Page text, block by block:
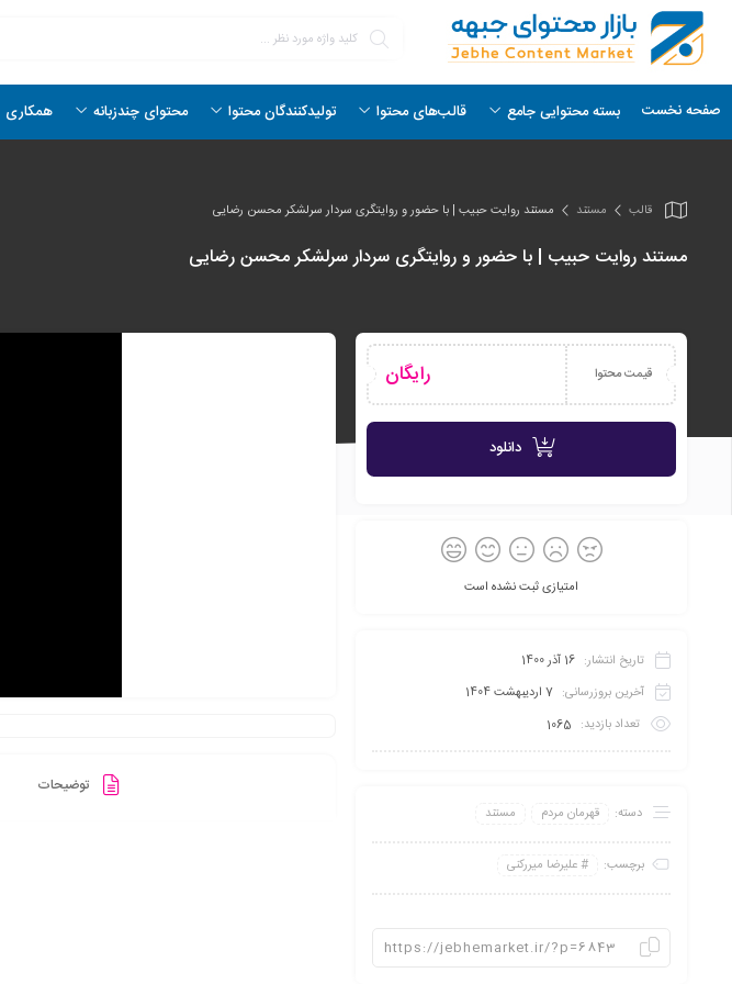
صفحه نخست بسته محتوایی جامع قالب‌های محتوا تولیدکنندگان محتوا محتوای چندزبانه همکاری
قالب مستند مستند روایت حبیب | با حضور و روایتگری سردار سرلشکر محسن رضایی
مستند روایت حبیب | با حضور و روایتگری سردار سرلشکر محسن رضایی
توضیحات
قیمت محتوا رایگان
دانلود
امتیازی ثبت نشده است
تاریخ انتشار: 16 آذر 1400
آخرین بروزرسانی: 7 اردیبهشت 1404
تعداد بازدید: 1065
دسته: قهرمان مردم مستند
برچسب: علیرضا میررکنی